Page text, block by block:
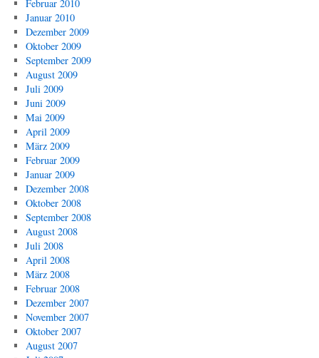
Februar 2010
Januar 2010
Dezember 2009
Oktober 2009
September 2009
August 2009
Juli 2009
Juni 2009
Mai 2009
April 2009
März 2009
Februar 2009
Januar 2009
Dezember 2008
Oktober 2008
September 2008
August 2008
Juli 2008
April 2008
März 2008
Februar 2008
Dezember 2007
November 2007
Oktober 2007
August 2007